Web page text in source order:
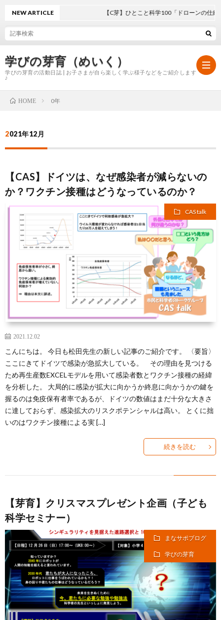
学びの芽育（めいく）
学びの芽育の活動日誌 | お子さまが自ら楽しく学ぶ様子などをご紹介します
♪
NEW ARTICLE 【C芽】ひとこと科学100「ドローンの仕組み
HOME 0年
2021年12月
【CAS】ドイツは、なぜ感染者が減らないの
か？ワクチン接種はどうなっているのか？
CAS talk
2021.12.02
こんにちは。 今日も松田先生の新しい記事のご紹介です。 〈要旨〉
ここにきてドイツで感染が急拡大している。 その理由を見つける
ため再生産数EXCELモデルを用いて感染者数とワクチン接種の経緯
を分析した。 大局的に感染が拡大に向かうか終息に向かうかの鍵を
握るのは免疫保有者率であるが、ドイツの数値はまだ十分な大きさ
に達しておらず、感染拡大のリスクポテンシャルは高い。 とくに拙
いのはワクチン接種による実 […]
続きを読む
【芽育】クリスマスプレゼント企画（子ども
科学セミナー）
まなサポブログ
学びの芽育